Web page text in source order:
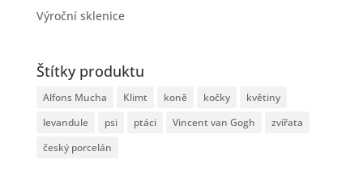
Výroční sklenice
Štítky produktu
Alfons Mucha Klimt koně kočky
květiny
levandule
psi ptáci Vincent van Gogh
zvířata
český porcelán